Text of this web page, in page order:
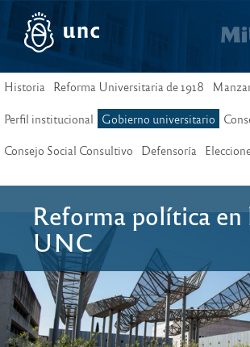
Pasar
contenido
Historia Reforma Universitaria de 1918
Perfil institucional Gobierno universitario
Consejo Social Consultivo Defensoría
Reforma política en
UNC